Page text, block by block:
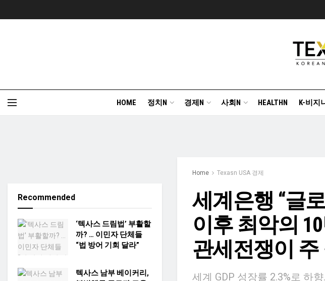
HOME 정치N 경제N 사회N HEALTHN K-비지
Home Texasn USA 경제
세계은행 “글
이후 최악의
관세전쟁이 주
세계 GDP 성장률 2.3%로 하
Recommended
‘텍사스 드림법’ 부활할
까? … 이민자 단체들
“법 방어 기회 달라”
텍사스 남부 베이커리,